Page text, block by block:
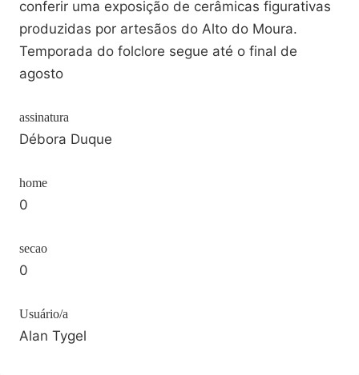
conferir uma exposição de cerâmicas figurativas
produzidas por artesãos do Alto do Moura.
Temporada do folclore segue até o final de
agosto
assinatura
Débora Duque
home
0
secao
0
Usuário/a
Alan Tygel